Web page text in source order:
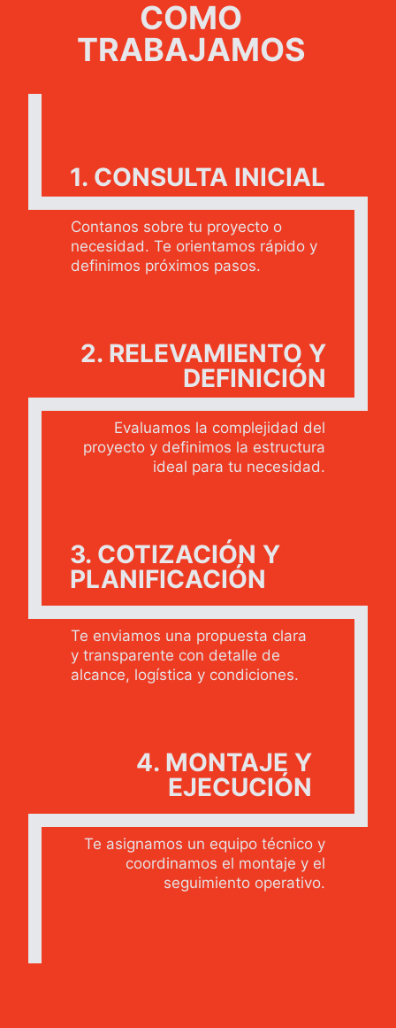
COMO
TRABAJAMOS
1. CONSULTA INICIAL
Contanos sobre tu proyecto o
necesidad. Te orientamos rápido y
definimos próximos pasos.
2. RELEVAMIENTO Y
DEFINICIÓN
Evaluamos la complejidad del
proyecto y definimos la estructura
ideal para tu necesidad.
3. COTIZACIÓN Y
PLANIFICACIÓN
Te enviamos una propuesta clara
y transparente con detalle de
alcance, logística y condiciones.
4. MONTAJE Y
EJECUCIÓN
Te asignamos un equipo técnico y
coordinamos el montaje y el
seguimiento operativo.